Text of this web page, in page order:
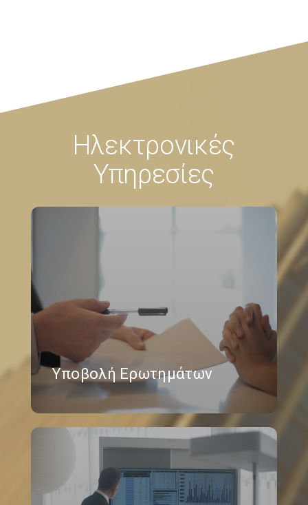
Ηλεκτρονικές
Υπηρεσίες
Υποβολή Ερωτημάτων